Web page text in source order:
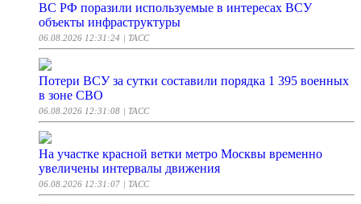
ВС РФ поразили используемые в интересах ВСУ
объекты инфраструктуры
06.08.2026 12:31:24 | ТАСС
Потери ВСУ за сутки составили порядка 1 395 военных
в зоне СВО
06.08.2026 12:31:08 | ТАСС
На участке красной ветки метро Москвы временно
увеличены интервалы движения
06.08.2026 12:31:07 | ТАСС